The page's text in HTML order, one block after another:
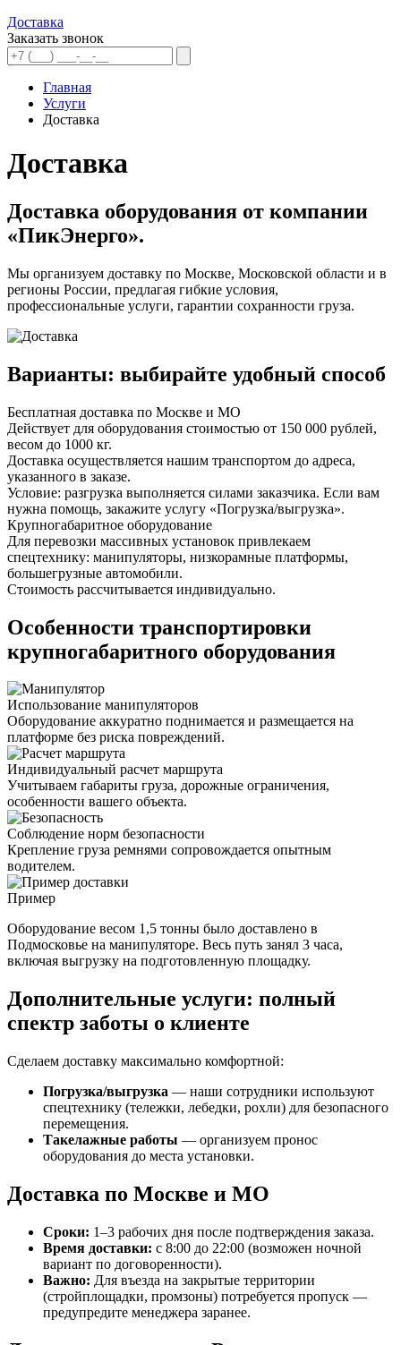
Доставка
Заказать звонок
Главная
Услуги
Доставка
Доставка
Доставка оборудования от компании
«ПикЭнерго».
Мы организуем доставку по Москве, Московской области и в
регионы России, предлагая гибкие условия,
профессиональные услуги, гарантии сохранности груза.
Варианты: выбирайте удобный способ
Бесплатная доставка по Москве и МО
Действует для оборудования стоимостью от 150 000 рублей,
весом до 1000 кг.
Доставка осуществляется нашим транспортом до адреса,
указанного в заказе.
Условие: разгрузка выполняется силами заказчика. Если вам
нужна помощь, закажите услугу «Погрузка/выгрузка».
Крупногабаритное оборудование
Для перевозки массивных установок привлекаем
спецтехнику: манипуляторы, низкорамные платформы,
большегрузные автомобили.
Стоимость рассчитывается индивидуально.
Особенности транспортировки
крупногабаритного оборудования
Использование манипуляторов
Оборудование аккуратно поднимается и размещается на
платформе без риска повреждений.
Индивидуальный расчет маршрута
Учитываем габариты груза, дорожные ограничения,
особенности вашего объекта.
Соблюдение норм безопасности
Крепление груза ремнями сопровождается опытным
водителем.
Пример
Оборудование весом 1,5 тонны было доставлено в
Подмосковье на манипуляторе. Весь путь занял 3 часа,
включая выгрузку на подготовленную площадку.
Дополнительные услуги: полный
спектр заботы о клиенте
Сделаем доставку максимально комфортной:
Погрузка/выгрузка — наши сотрудники используют
спецтехнику (тележки, лебедки, рохли) для безопасного
перемещения.
Такелажные работы — организуем пронос
оборудования до места установки.
Доставка по Москве и МО
Сроки: 1–3 рабочих дня после подтверждения заказа.
Время доставки: с 8:00 до 22:00 (возможен ночной
вариант по договоренности).
Важно: Для въезда на закрытые территории
(стройплощадки, промзоны) потребуется пропуск —
предупредите менеджера заранее.